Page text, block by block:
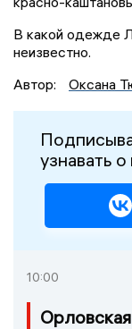
В какой одежде
неизвестно.
Автор:
Оксана
узнавать
10:00